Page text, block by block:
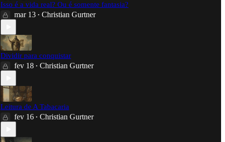
Isso é a vida real? Ou é somente fantasia?
mar 13 • Christian Gurtner
Dividir para conquistar
fev 18 • Christian Gurtner
Leitura de A Tabacaria
fev 16 • Christian Gurtner